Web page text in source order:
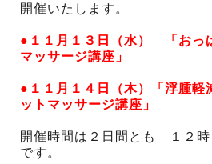
開催いたします。
● １１月１３日（水） 「おっ
マッサージ講座」
●１１月１４日（木）「浮腫軽
ットマッサージ講座」
開催時間は２日間とも １２
です。